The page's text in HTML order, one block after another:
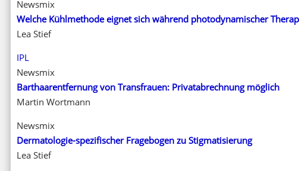
Newsmix
Welche Kühlmethode eignet sich während photodynamischer
Lea Stief
IPL
Newsmix
Barthaarentfernung von Transfrauen: Privatabrechnung möglich
Martin Wortmann
Newsmix
Dermatologie-spezifischer Fragebogen zu Stigmatisierung
Lea Stief